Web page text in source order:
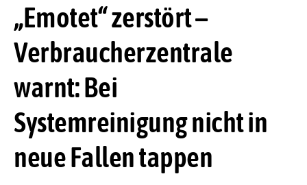
„Emotet“ zerstört –
Verbraucherzentrale
warnt: Bei
Systemreinigung nicht in
neue Fallen tappen